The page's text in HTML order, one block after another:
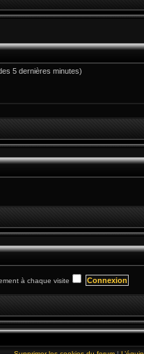
5 dernières minutes)
à chaque visite